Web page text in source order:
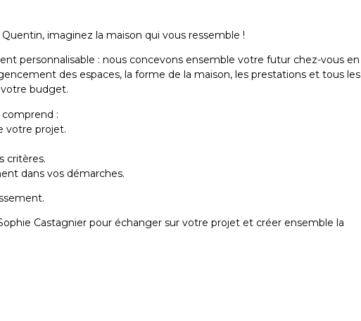
imaginez la maison qui vous ressemble !
personnalisable : nous concevons ensemble votre futur chez-vous en
des espaces, la forme de la maison, les prestations et tous les
votre budget.
:
votre projet.
critères.
dans vos démarches.
Castagnier pour échanger sur votre projet et créer ensemble la